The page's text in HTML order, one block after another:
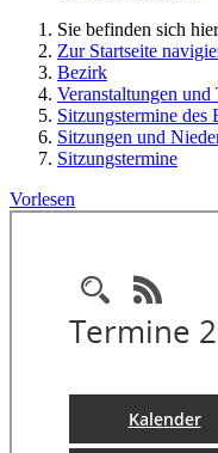
Sie befinden sich
Zur Startseite
Bezirk
Veranstaltungen und
Sitzungstermine des
Sitzungen und
Sitzungstermine
Vorlesen